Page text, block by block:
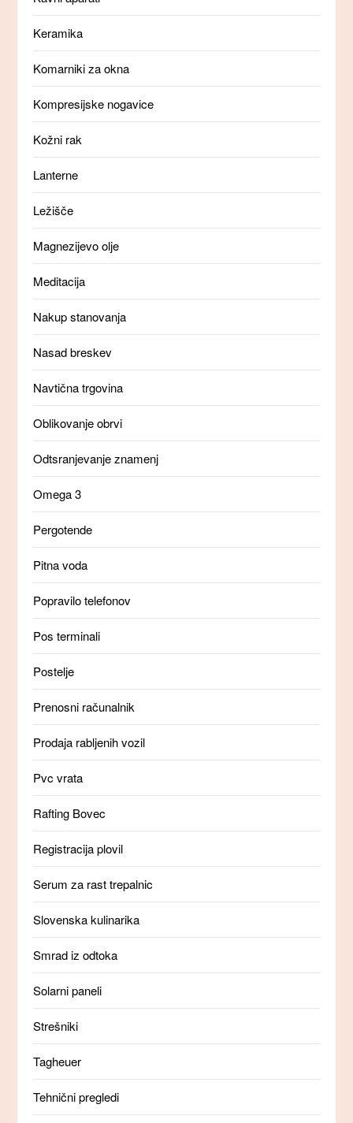
Keramika
Komarniki za okna
Kompresijske nogavice
Kožni rak
Lanterne
Ležišče
Magnezijevo olje
Meditacija
Nakup stanovanja
Nasad breskev
Navtična trgovina
Oblikovanje obrvi
Odtsranjevanje znamenj
Omega 3
Pergotende
Pitna voda
Popravilo telefonov
Pos terminali
Postelje
Prenosni računalnik
Prodaja rabljenih vozil
Pvc vrata
Rafting Bovec
Registracija plovil
Serum za rast trepalnic
Slovenska kulinarika
Smrad iz odtoka
Solarni paneli
Strešniki
Tagheuer
Tehnični pregledi